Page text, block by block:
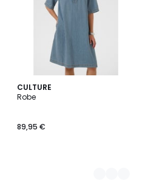
CULTURE
Robe
89,95 €
2
Couleurs